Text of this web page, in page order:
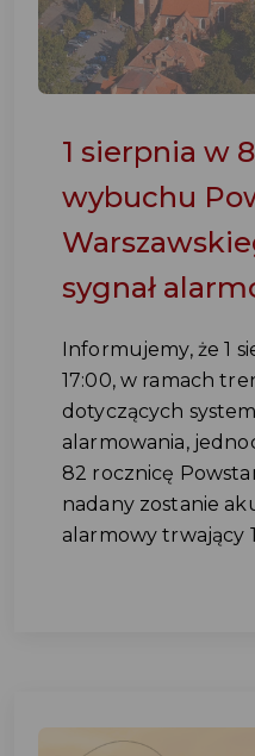
1 sierpnia w
wybuchu
sygnał
Informujemy, że 1
17:00, w ramach
dotyczących
alarmowania,
82 rocznicę
nadany zostanie
alarmowy trwający